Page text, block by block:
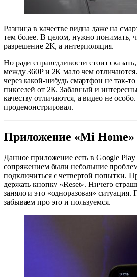
Разница в качестве видна даже на
тем более. В целом, нужно понимать,
разрешение 2K, а интерполяция.
Но ради справедливости стоит
между 360P и 2K мало чем
через какой-нибудь смартфон не так-
пикселей от 2К. Забавный и
качеству отличаются, а видео не
продемонстрировал.
Приложение «Mi Home»
Данное приложение есть в Google
сопряжением были небольшие
подключиться с четвертой попытки.
держать кнопку «Reset». Ничего
заняло и это «одноразовая»
забываем про это и пользуемся.